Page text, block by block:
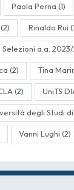
Paola Perna (1)
(2) Rinaldo Rui
Selezioni a.a.
(2) Tina
(2) UniTS
degli Studi
Vanni Lughi (2)